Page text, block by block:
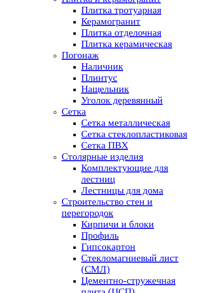
Плитка тротуарная
Керамогранит
Плитка отделочная
Плитка керамическая
Погонаж
Наличник
Плинтус
Нащельник
Уголок деревянный
Сетка
Сетка металлическая
Сетка стеклопластиковая
Сетка ПВХ
Столярные изделия
Комплектующие для
лестниц
Лестницы для дома
Строительство стен и
перегородок
Кирпичи и блоки
Профиль
Гипсокартон
Стекломагниевый лист
(СМЛ)
Цементно-стружечная